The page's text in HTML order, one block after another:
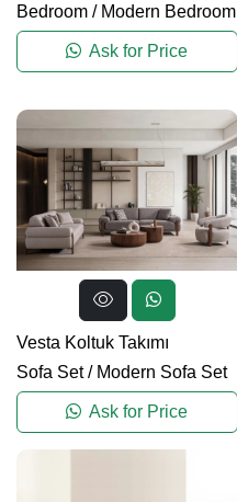
Bedroom / Modern Bedroom
Ask for Price
Vesta Koltuk Takımı
Sofa Set/ Modern Sofa Set
Ask for Price